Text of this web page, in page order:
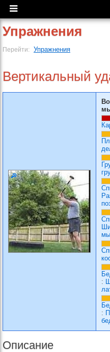
Упражнения
Перейти: Упражнения
Вертикальный
:
:
Описание